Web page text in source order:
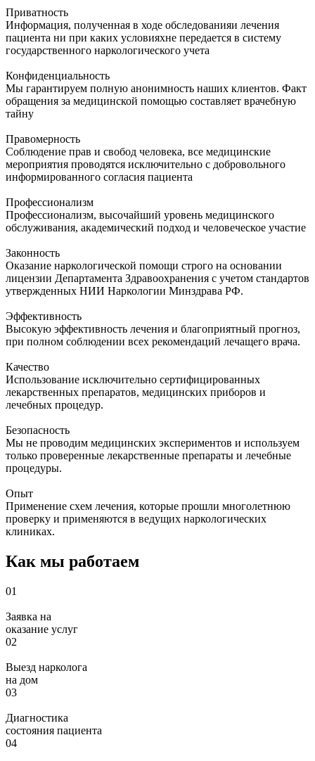
Приватность
Информация, полученная в ходе обследованияи лечения
пациента ни при каких условияхне передается в систему
государственного наркологического учета
Конфиденциальность
Мы гарантируем полную анонимность наших клиентов. Факт
обращения за медицинской помощью составляет врачебную
тайну
Правомерность
Соблюдение прав и свобод человека, все медицинские
мероприятия проводятся исключительно с добровольного
информированного согласия пациента
Профессионализм
Профессионализм, высочайший уровень медицинского
обслуживания, академический подход и человеческое участие
Законность
Оказание наркологической помощи строго на основании
лицензии Департамента Здравоохранения с учетом стандартов
утвержденных НИИ Наркологии Минздрава РФ.
Эффективность
Высокую эффективность лечения и благоприятный прогноз,
при полном соблюдении всех рекомендаций лечащего врача.
Качество
Использование исключительно сертифицированных
лекарственных препаратов, медицинских приборов и
лечебных процедур.
Безопасность
Мы не проводим медицинских экспериментов и используем
только проверенные лекарственные препараты и лечебные
процедуры.
Опыт
Применение схем лечения, которые прошли многолетнюю
проверку и применяются в ведущих наркологических
клиниках.
Как мы работаем
01
Заявка на
оказание услуг
02
Выезд нарколога
на дом
03
Диагностика
состояния пациента
04